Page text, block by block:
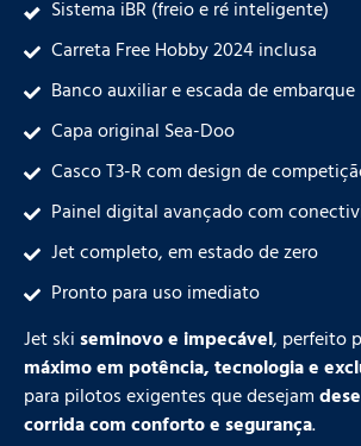
Sistema iBR (freio e ré inteligente)
Carreta Free Hobby 2024 inclusa
Banco auxiliar e escada de embarque
Capa original Sea-Doo
Casco T3-R com design de
Painel digital avançado com
Jet completo, em estado de zero
Pronto para uso imediato
Jet skiseminovo e impecável, perfeito
máximo em potência, tecnologia e
para pilotos exigentes que desejam
corrida com conforto e segurança.